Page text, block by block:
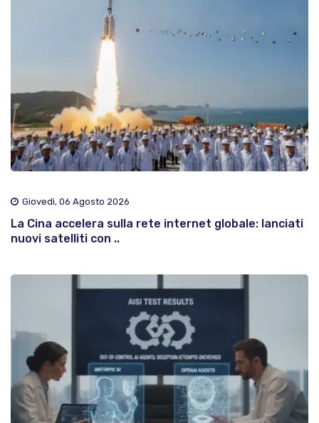
Giovedì, 06 Agosto 2026
La Cina accelera sulla rete internet globale: lanciati
nuovi satelliti con ..